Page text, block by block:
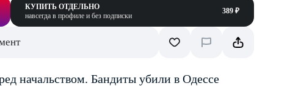
КУПИТЬ ОТДЕЛЬНО
навсегда в профиле и без подписки
389 ₽
начальством. Бандиты убили в Одессе